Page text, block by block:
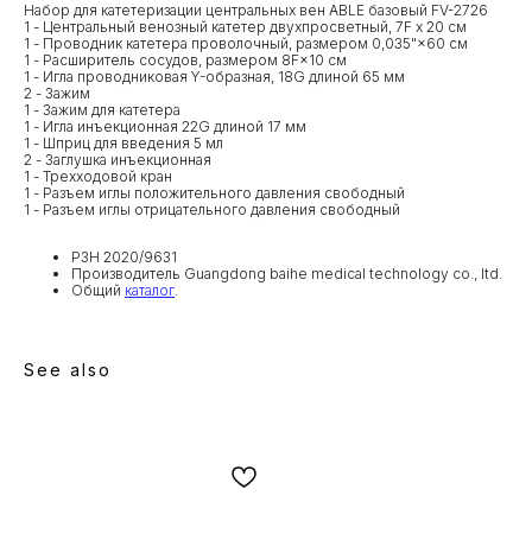
Набор для катетеризации центральных вен ABLE базовый FV-2726
1 - Центральный венозный катетер двухпросветный, 7F х 20 см
1 - Проводник катетера проволочный, размером 0,035"×60 см
1 - Расширитель сосудов, размером 8F×10 см
1 - Игла проводниковая Y-образная, 18G длиной 65 мм
2 - Зажим
1 - Зажим для катетера
1 - Игла инъекционная 22G длиной 17 мм
1 - Шприц для введения 5 мл
2 - Заглушка инъекционная
1 - Трехходовой кран
1 - Разъем иглы положительного давления свободный
1 - Разъем иглы отрицательного давления свободный
РЗН 2020/9631
Производитель Guangdong baihe medical technology co., ltd.
Общий каталог.
See also